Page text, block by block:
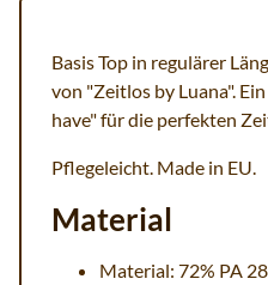
Basis Top in regulärer
von "Zeitlos by Luana".
have" für die perfekten
Pflegeleicht. Made in EU.
Material
Material: 72% PA